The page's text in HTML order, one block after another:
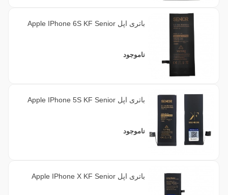
باتری اپل Apple IPhone 6S KF Senior
ناموجود
باتری اپل Apple IPhone 5S KF Senior
ناموجود
باتری اپل Apple IPhone X KF Senior